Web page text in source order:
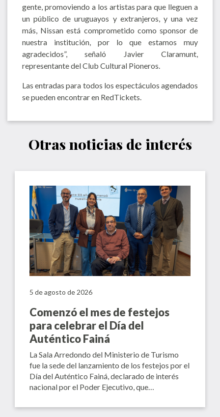
gente, promoviendo a los artistas para que lleguen a
un público de uruguayos y extranjeros, y una vez
más, Nissan está comprometido como sponsor de
nuestra institución, por lo que estamos muy
agradecidos”, señaló Javier Claramunt,
representante del Club Cultural Pioneros.
Las entradas para todos los espectáculos agendados
se pueden encontrar en RedTickets.
Otras noticias de interés
5 de agosto de 2026
Comenzó el mes de festejos
para celebrar el Día del
Auténtico Fainá
La Sala Arredondo del Ministerio de Turismo
fue la sede del lanzamiento de los festejos por el
Día del Auténtico Fainá, declarado de interés
nacional por el Poder Ejecutivo, que…